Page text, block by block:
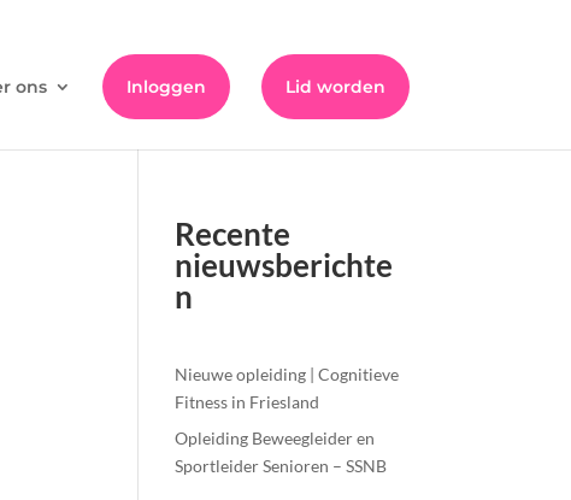
ons Inloggen Lid worden
Recente
nieuwsberichte
n
Nieuwe opleiding | Cognitieve
Fitness in Friesland
Opleiding Beweegleider en
Sportleider Senioren – SSNB